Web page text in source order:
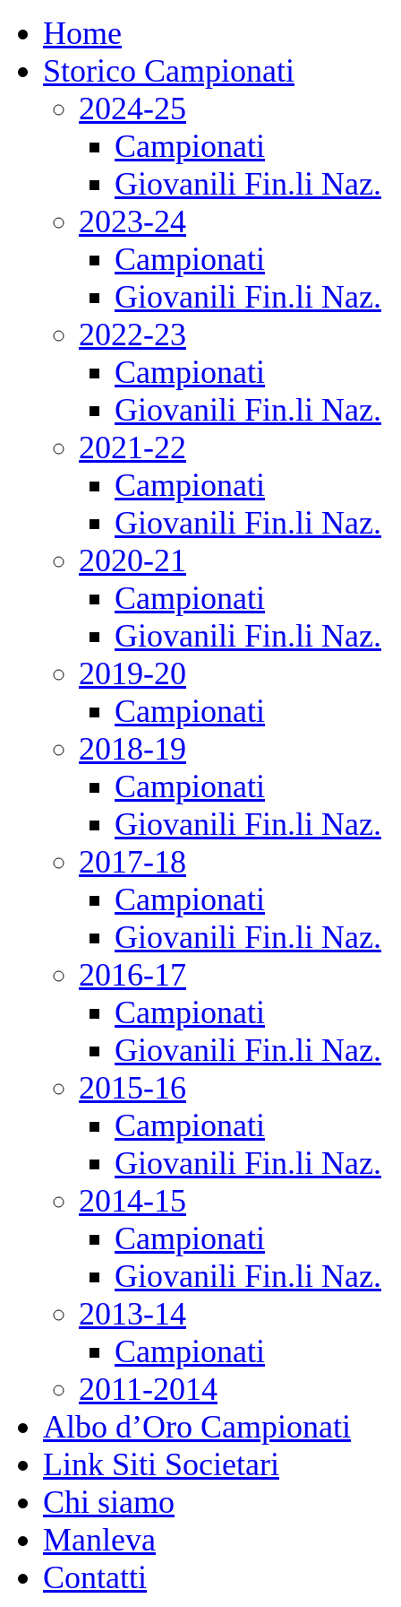
Home
Storico Campionati
2024-25
Campionati
Giovanili Fin.li Naz.
2023-24
Campionati
Giovanili Fin.li Naz.
2022-23
Campionati
Giovanili Fin.li Naz.
2021-22
Campionati
Giovanili Fin.li Naz.
2020-21
Campionati
Giovanili Fin.li Naz.
2019-20
Campionati
2018-19
Campionati
Giovanili Fin.li Naz.
2017-18
Campionati
Giovanili Fin.li Naz.
2016-17
Campionati
Giovanili Fin.li Naz.
2015-16
Campionati
Giovanili Fin.li Naz.
2014-15
Campionati
Giovanili Fin.li Naz.
2013-14
Campionati
2011-2014
Albo d’Oro Campionati
Link Siti Societari
Chi siamo
Manleva
Contatti